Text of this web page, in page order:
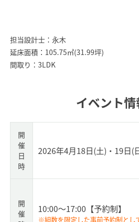
担当設計士：永木
延床面積：105.75㎡(31.99坪)
間取り：3LDK
イベント情
開
催
日
時
2026年4月18日(土)・19日(
開
催
10:00～17:00 【予約制】
※組数を限定した事前予約制とし